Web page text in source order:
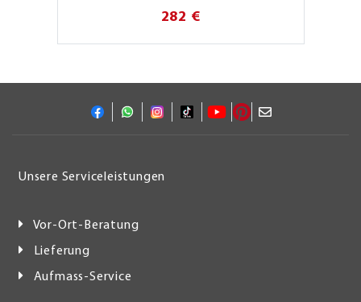
282 €
Unsere Serviceleistungen
Vor-Ort-Beratung
Lieferung
Aufmass-Service